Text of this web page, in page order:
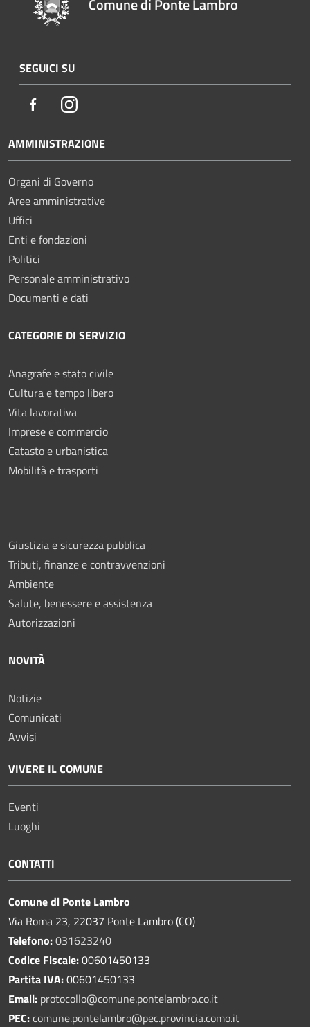
Comune di Ponte Lambro
SEGUICI SU
FacebookInstagram
AMMINISTRAZIONE
Organi di Governo
Aree amministrative
Uffici
Enti e fondazioni
Politici
Personale amministrativo
Documenti e dati
CATEGORIE DI SERVIZIO
Anagrafe e stato civile
Cultura e tempo libero
Vita lavorativa
Imprese e commercio
Catasto e urbanistica
Mobilità e trasporti
Giustizia e sicurezza pubblica
Tributi, finanze e contravvenzioni
Ambiente
Salute, benessere e assistenza
Autorizzazioni
NOVITÀ
Notizie
Comunicati
Avvisi
VIVERE IL COMUNE
Eventi
Luoghi
CONTATTI
Comune di Ponte Lambro
Via Roma 23, 22037 Ponte Lambro (CO)
Telefono:031623240
Codice Fiscale:00601450133
Partita IVA:00601450133
Email: protocollo@comune.pontelambro.co.it
PEC:comune.pontelambro@pec.provincia.como.it